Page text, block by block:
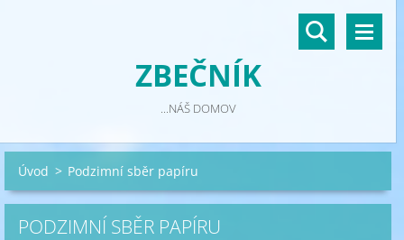
ZBEČNÍK
...NÁŠ DOMOV
Úvod > Podzimní sběr papíru
PODZIMNÍ SBĚR PAPÍRU